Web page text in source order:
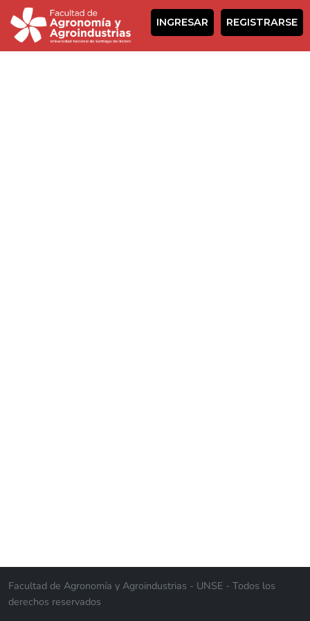
INGRESAR REGISTRARSE
Facultad de Agronomía y Agroindustrias - UNSE - Todos los
derechos reservados